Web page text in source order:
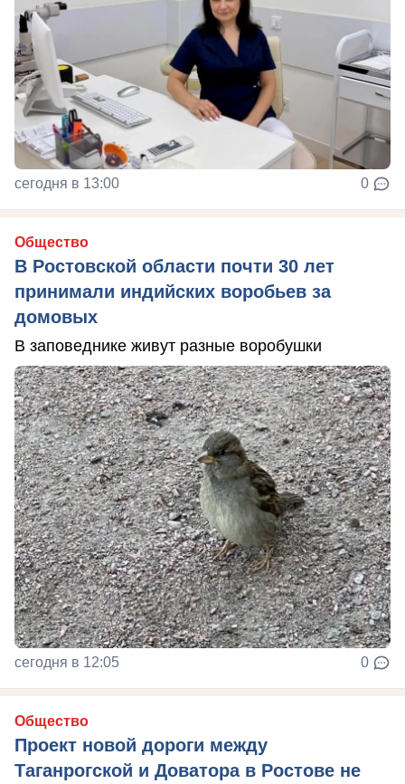
сегодня в 13:00 0
Общество
В Ростовской области почти 30 лет
принимали индийских воробьев за
домовых
В заповеднике живут разные воробушки
сегодня в 12:05 0
Общество
Проект новой дороги между
Таганрогской и Доватора в Ростове не